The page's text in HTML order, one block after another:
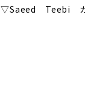
▽Saeed Teebi カ